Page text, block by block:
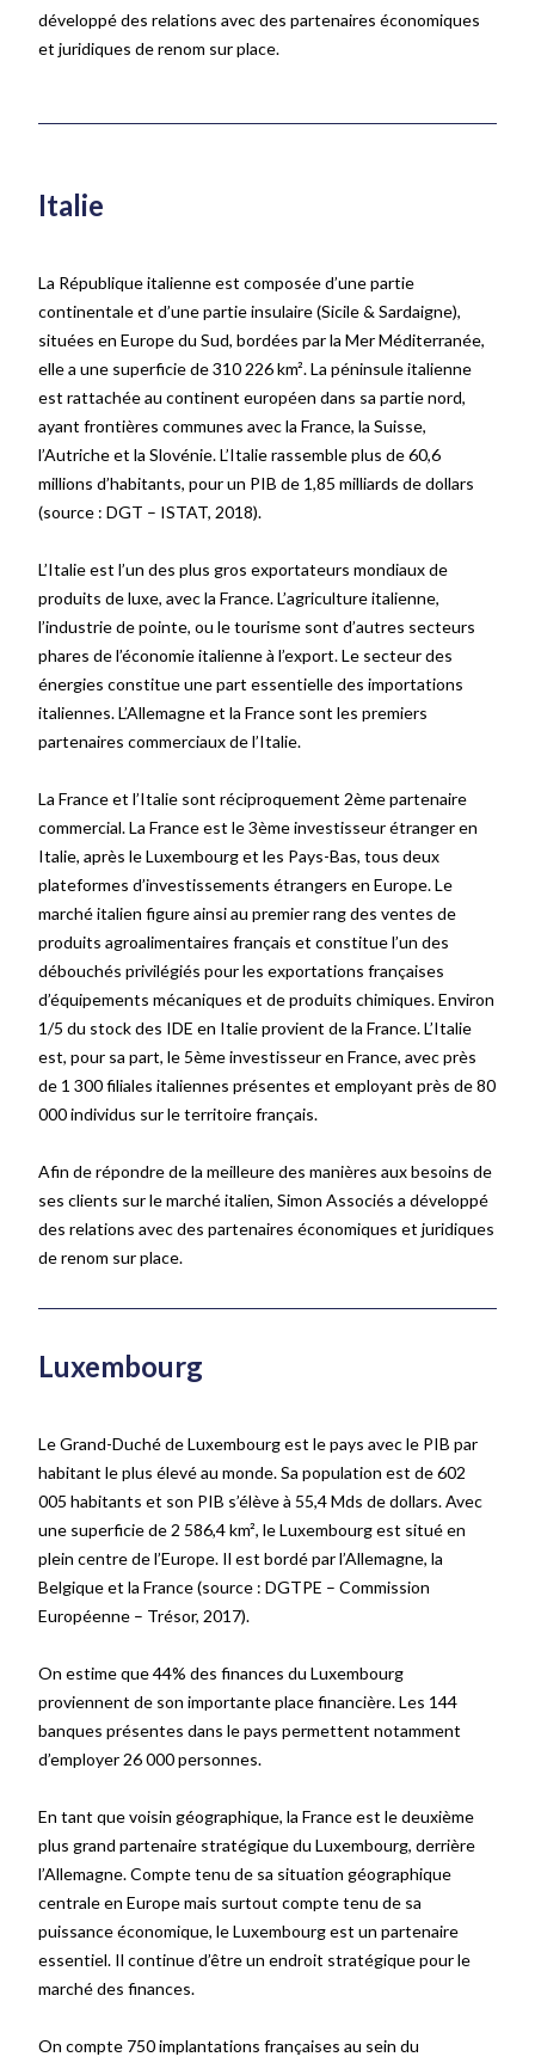
développé des relations avec des partenaires économiques
et juridiques de renom sur place.
Italie
La République italienne est composée d’une partie
continentale et d’une partie insulaire (Sicile & Sardaigne),
situées en Europe du Sud, bordées par la Mer Méditerranée,
elle a une superficie de 310 226 km². La péninsule italienne
est rattachée au continent européen dans sa partie nord,
ayant frontières communes avec la France, la Suisse,
l’Autriche et la Slovénie. L’Italie rassemble plus de 60,6
millions d’habitants, pour un PIB de 1,85 milliards de dollars
(source : DGT – ISTAT, 2018).
L’Italie est l’un des plus gros exportateurs mondiaux de
produits de luxe, avec la France. L’agriculture italienne,
l’industrie de pointe, ou le tourisme sont d’autres secteurs
phares de l’économie italienne à l’export. Le secteur des
énergies constitue une part essentielle des importations
italiennes. L’Allemagne et la France sont les premiers
partenaires commerciaux de l’Italie.
La France et l’Italie sont réciproquement 2èmepartenaire
commercial. La France est le 3èmeinvestisseur étranger en
Italie, après le Luxembourg et les Pays-Bas, tous deux
plateformes d’investissements étrangersen Europe. Le
marché italien figure ainsi au premier rang des ventes de
produits agroalimentaires français et constitue l’un des
débouchés privilégiés pour les exportations françaises
d’équipements mécaniques et de produits chimiques. Environ
1/5 du stock des IDE en Italie provient de la France. L’Italie
est, pour sa part, le 5èmeinvestisseur en France, avec près
de 1 300 filiales italiennes présentes et employant près de 80
000 individus sur le territoire français.
Afin de répondre de la meilleure des manières aux besoins de
ses clients sur le marché italien, Simon Associés a développé
des relations avec des partenaires économiques et juridiques
de renom sur place.
Luxembourg
Le Grand-Duché de Luxembourg est le pays avec le PIB par
habitant le plus élevé au monde. Sa population est de 602
005 habitants et son PIB s’élève à 55,4 Mds de dollars. Avec
une superficie de 2 586,4 km², le Luxembourg est situé en
plein centre de l’Europe. Il est bordé par l’Allemagne, la
Belgique et la France(source : DGTPE – Commission
Européenne – Trésor, 2017).
On estime que 44% des finances du Luxembourg
proviennent de son importante place financière. Les 144
banques présentes dans le pays permettent notamment
d’employer 26 000 personnes.
En tant que voisin géographique, la France est le deuxième
plus grand partenaire stratégique du Luxembourg, derrière
l’Allemagne. Compte tenu de sa situation géographique
centrale en Europe mais surtout compte tenu de sa
puissance économique, le Luxembourg est un partenaire
essentiel. Il continue d’être un endroit stratégique pour le
marché des finances.
On compte 750 implantations françaises au sein du